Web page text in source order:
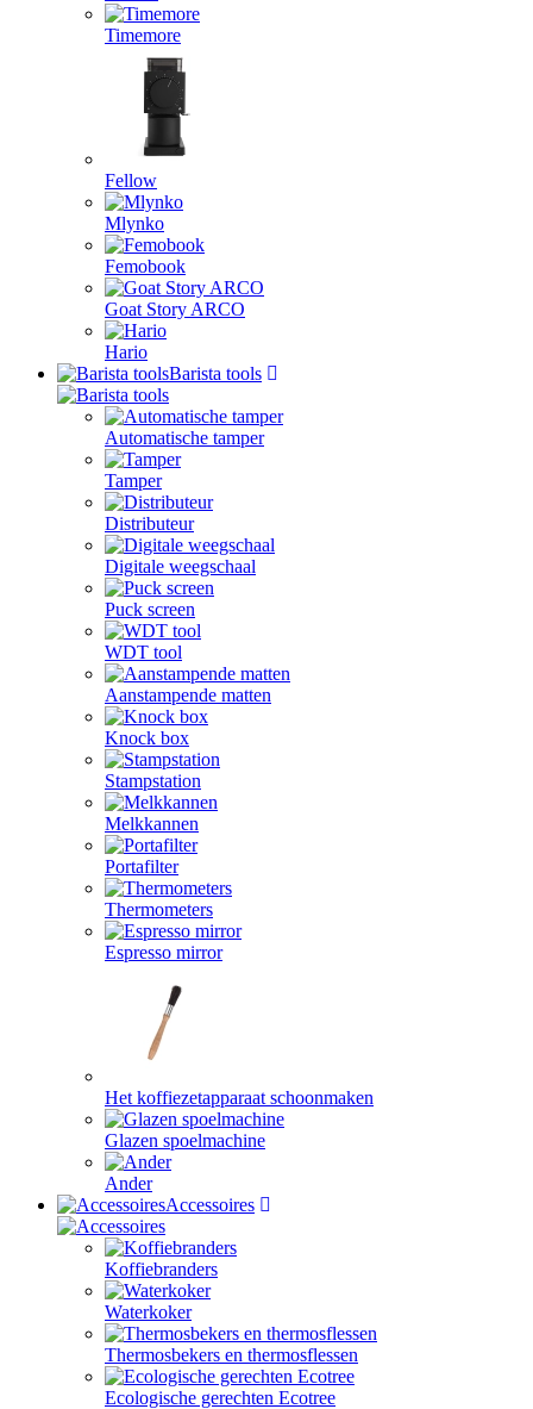
Timemore
Fellow
Mlynko
Femobook
Goat Story ARCO
Hario
Barista tools
Automatische tamper
Tamper
Distributeur
Digitale weegschaal
Puck screen
WDT tool
Aanstampende matten
Knock box
Stampstation
Melkkannen
Portafilter
Thermometers
Espresso mirror
Het koffiezetapparaat schoonmaken
Glazen spoelmachine
Ander
Accessoires
Koffiebranders
Waterkoker
Thermosbekers en thermosflessen
Ecologische gerechten Ecotree